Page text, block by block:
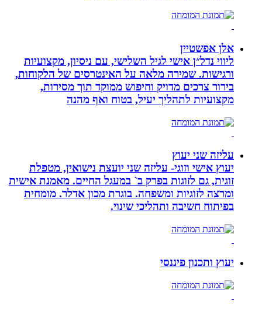
אלן אפשטיין
ליווי נדל״ן אישי לגיל השלישי, עם ניסיון, מקצועיות
ורגישות. שמירה מלאה על האינטרסים של הלקוחות,
בירור צרכים מדויק וחיפוש ממוקד תוך מסירות,
מקצועיות לתהליך יעיל, בטוח ואף מהנה
עליזה שני יעוץ
יעוץ אישי וזוגי- עליזה שני יועצת נישואין, מטפלת
זוגית, גם לזוגות בפרק ב` במעגל החיים. מאמנת אישית
ומרצה לזוגיות ומשפחה. בוגרת מכון אדלר. מומחית
בפיתוח חשיבה ותהליכי שינוי.
יעוץ ותכנון פיננסי